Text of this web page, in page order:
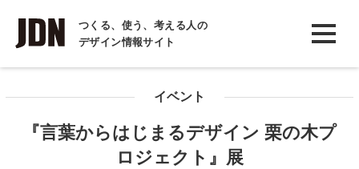
つくる、使う、考える人の
デザイン情報サイト
INTERVIEW
インタビュー
COLUMN
イベント
『言葉からはじまるデザイン 栗の木プ
ロジェクト』展